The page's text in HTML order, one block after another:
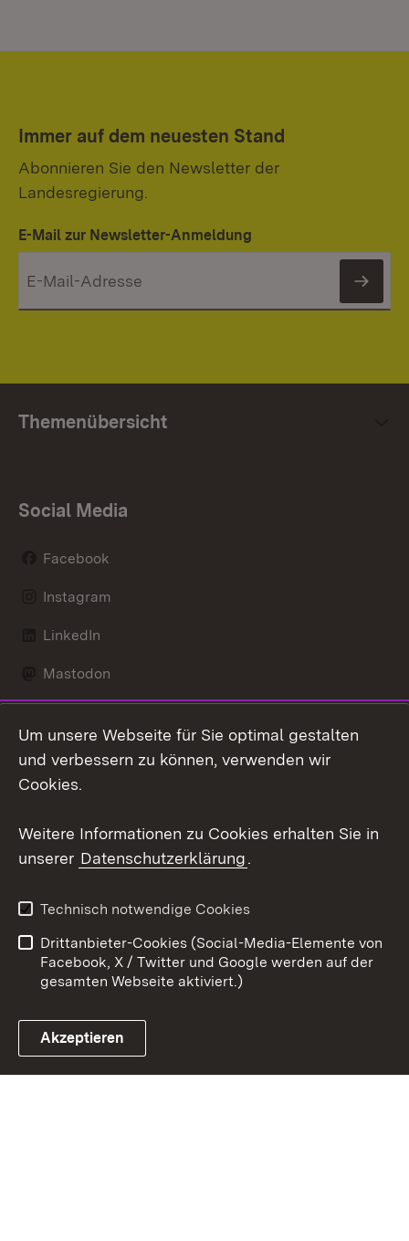
Immer auf dem neuesten Stand
Abonnieren Sie den Newsletter der
Landesregierung.
E-Mail zur Newsletter-Anmeldung
Themenübersicht
Social Media
Facebook
Instagram
LinkedIn
Mastodon
X / Twitter
Youtube
Link zum Landesportal
Kontakt
Datenschutz
Barrierefreiheit
Impressum Cookies
Um unsere Webseite für Sie optimal gestalten
und verbessern zu können, verwenden wir
Cookies.
Weitere Informationen zu Cookies erhalten Sie in
unserer Datenschutzerklärung.
Technisch notwendige Cookies
Drittanbieter-Cookies (Social-Media-Elemente von
Facebook, X / Twitter und Google werden auf der
gesamten Webseite aktiviert.)
Akzeptieren